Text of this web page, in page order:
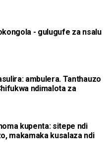
- gulugufe za nsalu
ambulera. Tanthauzo
ndimalota za
kupenta: sitepe ndi
makamaka kusalaza ndi